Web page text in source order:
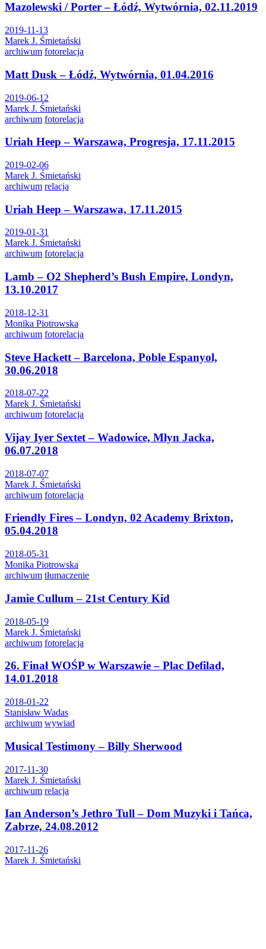
Mazolewski / Porter – Łódź, Wytwórnia, 02.11.2019
2019-11-13
Marek J. Śmietański
archiwum fotorelacja
Matt Dusk – Łódź, Wytwórnia, 01.04.2016
2019-06-12
Marek J. Śmietański
archiwum fotorelacja
Uriah Heep – Warszawa, Progresja, 17.11.2015
2019-02-06
Marek J. Śmietański
archiwum relacja
Uriah Heep – Warszawa, 17.11.2015
2019-01-31
Marek J. Śmietański
archiwum fotorelacja
Lamb – O2 Shepherd’s Bush Empire, Londyn,
13.10.2017
2018-12-31
Monika Piotrowska
archiwum fotorelacja
Steve Hackett – Barcelona, Poble Espanyol,
30.06.2018
2018-07-22
Marek J. Śmietański
archiwum fotorelacja
Vijay Iyer Sextet – Wadowice, Młyn Jacka,
06.07.2018
2018-07-07
Marek J. Śmietański
archiwum fotorelacja
Friendly Fires – Londyn, 02 Academy Brixton,
05.04.2018
2018-05-31
Monika Piotrowska
archiwum tłumaczenie
Jamie Cullum – 21st Century Kid
2018-05-19
Marek J. Śmietański
archiwum fotorelacja
26. Finał WOŚP w Warszawie – Plac Defilad,
14.01.2018
2018-01-22
Stanisław Wadas
archiwum wywiad
Musical Testimony – Billy Sherwood
2017-11-30
Marek J. Śmietański
archiwum relacja
Ian Anderson’s Jethro Tull – Dom Muzyki i Tańca,
Zabrze, 24.08.2012
2017-11-26
Marek J. Śmietański